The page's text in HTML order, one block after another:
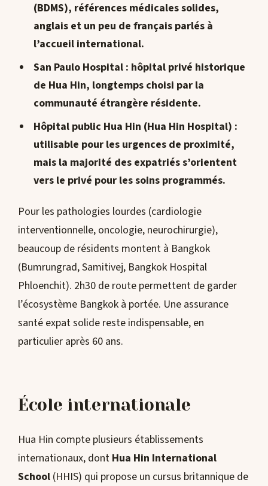
(BDMS), références médicales solides,
anglais et un peu de français parlés à
l’accueil international.
San Paulo Hospital: hôpital privé historique
de Hua Hin, longtemps choisi par la
communauté étrangère résidente.
Hôpital public Hua Hin (Hua Hin Hospital) :
utilisable pour les urgences de proximité,
mais la majorité des expatriés s’orientent
vers le privé pour les soins programmés.
Pour les pathologies lourdes (cardiologie
interventionnelle, oncologie, neurochirurgie),
beaucoup de résidents montent à Bangkok
(Bumrungrad, Samitivej, Bangkok Hospital
Phloenchit). 2h30 de route permettent de garder
l’écosystème Bangkok à portée. Une assurance
santé expat solide reste indispensable, en
particulier après 60 ans.
École internationale
Hua Hin compte plusieurs établissements
internationaux, dont Hua Hin International
School (HHIS) qui propose un cursus britannique de